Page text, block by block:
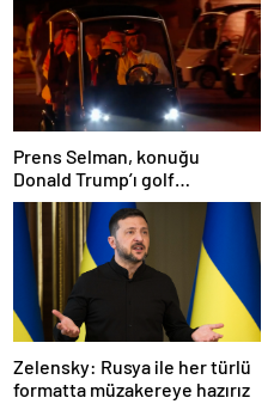
Prens Selman, konuğu
Donald Trump’ı golf
arabasıyla yemeğe götürdü
Zelensky: Rusya ile her türlü
formatta müzakereye hazırız